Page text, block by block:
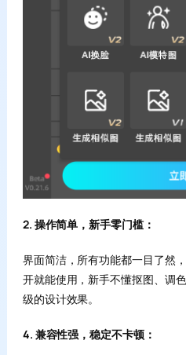
2. 操作简单，新手零门槛：
界面简洁，所有功能都一目了然
开就能使用，新手不懂抠图、调
级的设计效果。
4. 兼容性强，稳定不卡顿：